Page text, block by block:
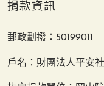
捐款資訊
郵政劃撥：50199011
戶名：財團法人平安